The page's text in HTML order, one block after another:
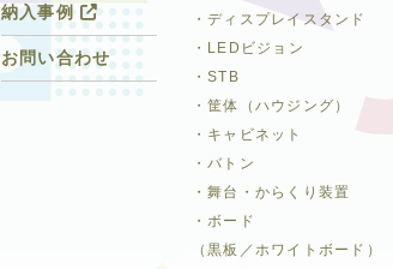
納入事例
お問い合わせ
・ディスプレイスタンド
・LEDビジョン
・STB
・筐体（ハウジング）
・キャビネット
・バトン
・舞台・からくり装置
・ボード
（黒板／ホワイトボード）